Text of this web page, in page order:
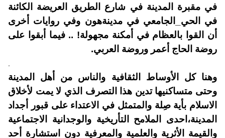
في مقبرة المدينة في شارع الطريق العريضة الكائنة
في الحي_الجامعي في مدينةهون وفي روايات أخرى
أن القوا بالعظام في أمكنة مجهولة! .. فيما أبقوا على
روضة الحاج أعمر وروضة العربي.
.
وهنا كل الأوساط الثقافية والناس من أهل المدينة
وحتى متساكنيها تدين هذا التصرف الذي لا يمت لأخلاق
الاسلام بأية صِلة والمتمثل في الاعتداء على قبور أجداد
المدينة،احدى الملامح التأريخية والوجدانية الاجتماعية
والقيمة الأثرية والعلمية والمعرفية دون استشارة أحد